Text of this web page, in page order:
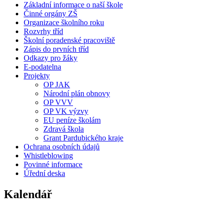
Základní informace o naší škole
Činné orgány ZŠ
Organizace školního roku
Rozvrhy tříd
Školní poradenské pracoviště
Zápis do prvních tříd
Odkazy pro žáky
E-podatelna
Projekty
OP JAK
Národní plán obnovy
OP VVV
OP VK výzvy
EU peníze školám
Zdravá škola
Grant Pardubického kraje
Ochrana osobních údajů
Whistleblowing
Povinné informace
Úřední deska
Kalendář